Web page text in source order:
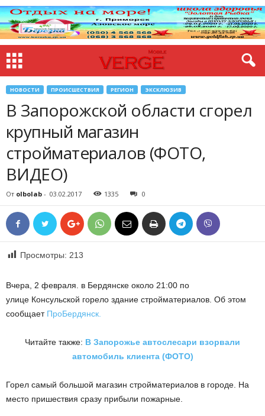
НОВОСТИ ПРОИСШЕСТВИЯ РЕГИОН ЭКСКЛЮЗИВ
В Запорожской области сгорел
крупный магазин
стройматериалов (ФОТО,
ВИДЕО)
От olbolab - 03.02.2017 1335 0
Просмотры: 213
Вчера, 2 февраля. в Бердянске около 21:00 по
улице Консульской горело здание стройматериалов. Об этом
сообщает ПроБердянск.
Читайте также: В Запорожье автослесари взорвали
автомобиль клиента (ФОТО)
Горел самый большой магазин стройматериалов в городе. На
место пришествия сразу прибыли пожарные.